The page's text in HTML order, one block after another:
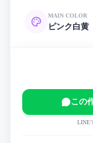
MAIN COLOR
ピンク 白黄
この
LINE